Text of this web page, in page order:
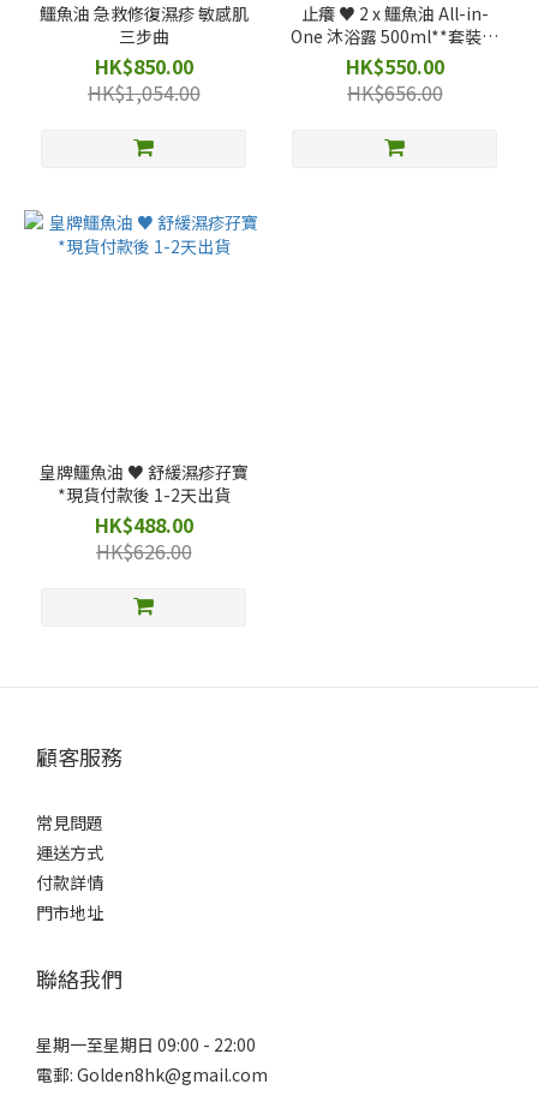
鱷魚油 急救修復濕疹 敏感肌
三步曲
HK$850.00
HK$1,054.00
止癢 ♥️ 2 x 鱷魚油 All-in-
One 沐浴露 500ml**套裝優
惠
HK$550.00
HK$656.00
皇牌鱷魚油 ♥️ 舒緩濕疹孖寶
*現貨付款後 1-2天出貨
HK$488.00
HK$626.00
顧客服務
常見問題
運送方式
付款詳情
門市地址
聯絡我們
星期一至星期日 09:00 - 22:00
電郵: Golden8hk@gmail.com